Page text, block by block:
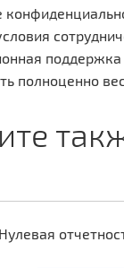
полноценно
Нулевая